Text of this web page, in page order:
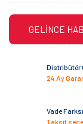
GELİNCE
Distribütör
24 Ay
Vade
Taksit